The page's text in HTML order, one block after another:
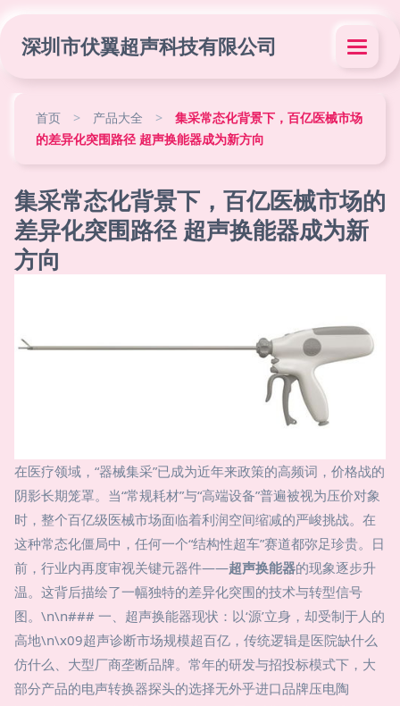
深圳市伏翼超声科技有限公司
首页 > 产品大全 >
集采常态化背景下，百亿医械市场
的差异化突围路径 超声换能器成为新方向
集采常态化背景下，百亿医械市场的
差异化突围路径 超声换能器成为新
方向
在医疗领域，“器械集采”已成为近年来政策的高频词，价格战的
阴影长期笼罩。当“常规耗材”与“高端设备”普遍被视为压价对象
时，整个百亿级医械市场面临着利润空间缩减的严峻挑战。在
这种常态化僵局中，任何一个“结构性超车”赛道都弥足珍贵。日
前，行业内再度审视关键元器件——超声换能器的现象逐步升
温。这背后描绘了一幅独特的差异化突围的技术与转型信号
图。\n\n### 一、超声换能器现状：以‘源’立身，却受制于人的
高地\n\x09超声诊断市场规模超百亿，传统逻辑是医院缺什么
仿什么、大型厂商垄断品牌。常年的研发与招投标模式下，大
部分产品的电声转换器探头的选择无外乎进口品牌压电陶